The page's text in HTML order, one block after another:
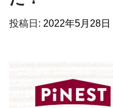
投稿日: 2022年5月28日